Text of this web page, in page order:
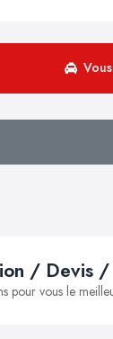
/ Devis
pour vous le